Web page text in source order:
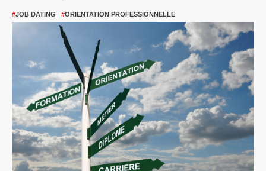
#JOB DATING #ORIENTATION PROFESSIONNELLE